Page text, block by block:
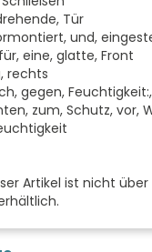
Tür
und,
eine, glatte, Front
rechts
gegen,
zum, Schutz, vor,
(Stück)
Artikel ist nicht